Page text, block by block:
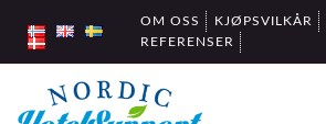
OM OSS KJØPSVILKÅR
REFERENSER